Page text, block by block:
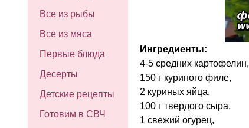
Все из рыбы
Все из мяса
Первые блюда
Десерты
Детские рецепты
Готовим в СВЧ
Ингредиенты:
4-5 средних картофелин,
150 г куриного филе,
2 куриных яйца,
100 г твердого сыра,
1 свежий огурец,